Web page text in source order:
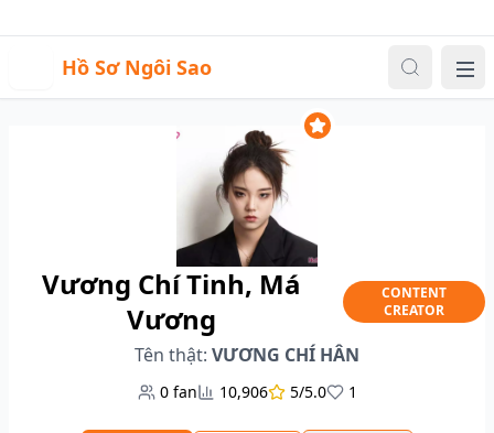
Hồ Sơ Ngôi Sao
Vương Chí Tinh, Má
Vương
CONTENT
CREATOR
Tên thật: VƯƠNG CHÍ HÂN
0 fan 10,906 5/5.0 1